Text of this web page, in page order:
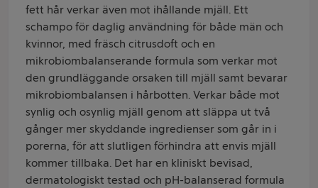
fett hår verkar även mot ihållande mjäll. Ett
schampo för daglig användning för både män och
kvinnor, med fräsch citrusdoft och en
mikrobiombalanserande formula som verkar mot
den grundläggande orsaken till mjäll samt bevarar
mikrobiombalansen i hårbotten. Verkar både mot
synlig och osynlig mjäll genom att släppa ut två
gånger mer skyddande ingredienser som går in i
porerna, för att slutligen förhindra att envis mjäll
kommer tillbaka. Det har en kliniskt bevisad,
dermatologiskt testad och pH-balanserad formula